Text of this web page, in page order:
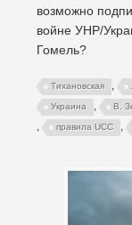
возможно
войне УНР/
Гомель?
Тихановская ,
Украина , В.
, правила UCC ,